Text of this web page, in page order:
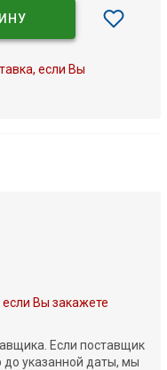
если Вы
Вы закажете
Если поставщик
указанной даты, мы